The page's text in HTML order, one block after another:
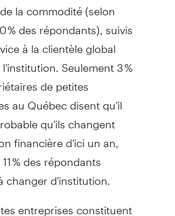
la commodité (selon
% des répondants), suivis
à la clientèle global
Seulement 3 %
de petites
au Québec disent qu'il
qu'ils changent
financière d'ici un an,
% des répondants
changer d'institution.
entreprises constituent